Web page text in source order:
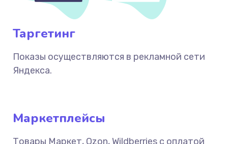
Таргетинг
Показы осуществляются в рекламной сети
Яндекса.
Маркетплейсы
Товары Маркет, Ozon, Wildberries с оплатой